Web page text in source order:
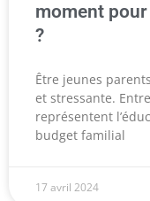
moment
?
Être jeunes
et stressante.
représentent
budget familial
17 avril 2024